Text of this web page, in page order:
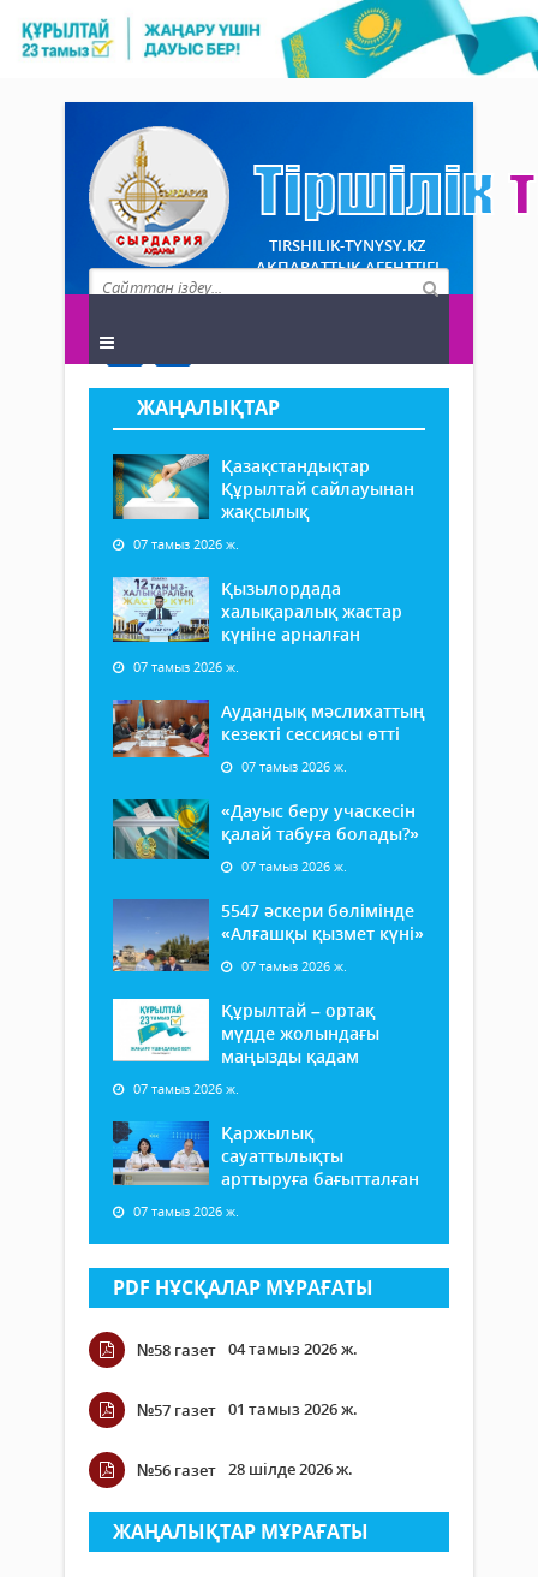
TIRSHILIK-TYNYSY.KZ
АҚПАРАТТЫҚ АГЕНТТІГІ
ЖАҢАЛЫҚТАР
Қазақстандықтар
Құрылтай сайлауынан
жақсылық
07 тамыз 2026 ж.
Қызылордада
халықаралық жастар
күніне арналған
07 тамыз 2026 ж.
Аудандық мәслихаттың
кезекті сессиясы өтті
07 тамыз 2026 ж.
«Дауыс беру учаскесін
қалай табуға болады?»
07 тамыз 2026 ж.
5547 әскери бөлімінде
«Алғашқы қызмет күні»
07 тамыз 2026 ж.
Құрылтай – ортақ
мүдде жолындағы
маңызды қадам
07 тамыз 2026 ж.
Қаржылық
сауаттылықты
арттыруға бағытталған
07 тамыз 2026 ж.
PDF НҰСҚАЛАР МҰРАҒАТЫ
№58 газет 04 тамыз 2026 ж.
№57 газет 01 тамыз 2026 ж.
№56 газет 28 шілде 2026 ж.
ЖАҢАЛЫҚТАР МҰРАҒАТЫ